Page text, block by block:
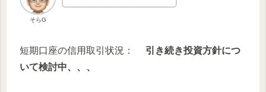
そらG
短期口座の信用取引状況： 引き続き投資方針につ
いて検討中、、、